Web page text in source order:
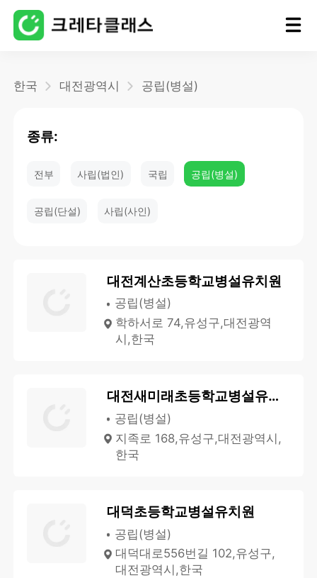
한국 대전광역시 공립(병설)
종류:
전부 사립(법인) 국립 공립(병설)
공립(단설) 사립(사인)
대전계산초등학교병설유치원
공립(병설)
학하서로 74,유성구,대전광역
시,한국
대전새미래초등학교병설유치원
공립(병설)
지족로 168,유성구,대전광역시,
한국
대덕초등학교병설유치원
공립(병설)
대덕대로556번길 102,유성구,
대전광역시,한국